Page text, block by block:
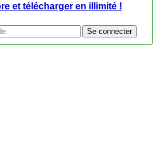
et télécharger en illimité !